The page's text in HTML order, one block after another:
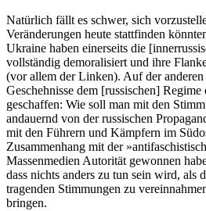
Natürlich fällt es schwer, sich
Veränderungen heute stattfinden
Ukraine haben einerseits die
vollständig demoralisiert und ihre
(vor allem der Linken). Auf der anderen
Geschehnisse dem [russischen] Regime
geschaffen: Wie soll man mit den
andauernd von der russischen
mit den Führern und Kämpfern im
Zusammenhang mit der
Massenmedien Autorität gewonnen
dass nichts anders zu tun sein wird, als
tragenden Stimmungen zu
bringen.